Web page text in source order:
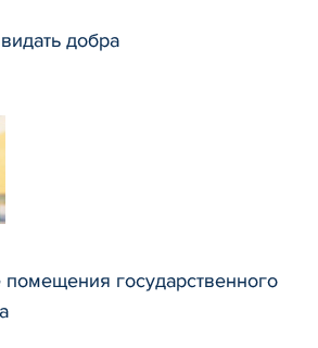
добра
государственного